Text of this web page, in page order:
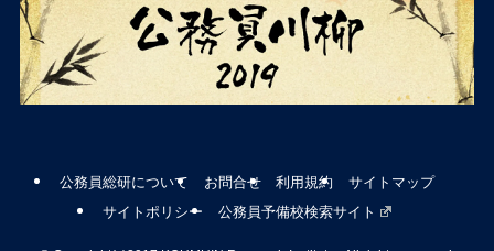
公務員総研について お問合せ 利用規約
サイトマップ
サイトポリシー
公務員予備校検索サイト